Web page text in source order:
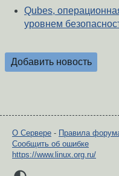
Qubes,
уровнем
Добавить новость
О Сервере - Правила
Сообщить об ошибке
https://www.linux.org.ru/